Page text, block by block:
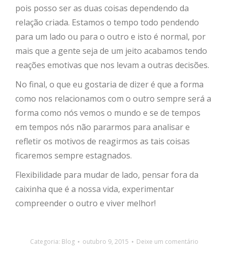
pois posso ser as duas coisas dependendo da
relação criada. Estamos o tempo todo pendendo
para um lado ou para o outro e isto é normal, por
mais que a gente seja de um jeito acabamos tendo
reações emotivas que nos levam a outras decisões.
No final, o que eu gostaria de dizer é que a forma
como nos relacionamos com o outro sempre será a
forma como nós vemos o mundo e se de tempos
em tempos nós não pararmos para analisar e
refletir os motivos de reagirmos as tais coisas
ficaremos sempre estagnados.
Flexibilidade para mudar de lado, pensar fora da
caixinha que é a nossa vida, experimentar
compreender o outro e viver melhor!
Categoria: Blog outubro 9, 2015
Deixe um comentário